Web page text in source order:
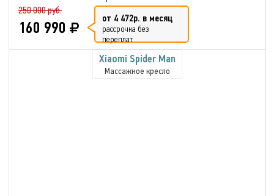
250 000 руб.
160 990 от 4 472р. в месяц
рассрочка без
переплат
Xiaomi Spider Man
Массажное кресло